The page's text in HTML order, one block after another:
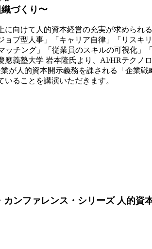
づくり〜
に向けて人的資本経営の充実が求めら
ョブ型人事」「キャリア自律」「リス
チング」「従業員のスキルの可視化」
應義塾大学 岩本隆氏より、AI/HRテク
が人的資本開示義務を課される「企業
ることを講演いただきます。
カンファレンス・シリーズ 人的